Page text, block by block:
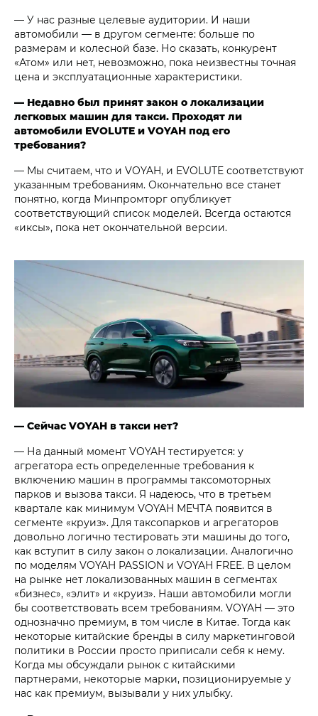
— У нас разные целевые аудитории. И наши
автомобили — в другом сегменте: больше по
размерам и колесной базе. Но сказать, конкурент
«Атом» или нет, невозможно, пока неизвестны точная
цена и эксплуатационные характеристики.
— Недавно был принят закон о локализации
легковых машин для такси. Проходят ли
автомобили EVOLUTE и VOYAH под его
требования?
— Мы считаем, что и VOYAH, и EVOLUTE соответствуют
указанным требованиям. Окончательно все станет
понятно, когда Минпромторг опубликует
соответствующий список моделей. Всегда остаются
«иксы», пока нет окончательной версии.
— Сейчас VOYAH в такси нет?
— На данный момент VOYAH тестируется: у
агрегатора есть определенные требования к
включению машин в программы таксомоторных
парков и вызова такси. Я надеюсь, что в третьем
квартале как минимум VOYAH МЕЧТА появится в
сегменте «круиз». Для таксопарков и агрегаторов
довольно логично тестировать эти машины до того,
как вступит в силу закон о локализации. Аналогично
по моделям VOYAH PASSION и VOYAH FREE. В целом
на рынке нет локализованных машин в сегментах
«бизнес», «элит» и «круиз». Наши автомобили могли
бы соответствовать всем требованиям. VOYAH — это
однозначно премиум, в том числе в Китае. Тогда как
некоторые китайские бренды в силу маркетинговой
политики в России просто приписали себя к нему.
Когда мы обсуждали рынок с китайскими
партнерами, некоторые марки, позиционируемые у
нас как премиум, вызывали у них улыбку.